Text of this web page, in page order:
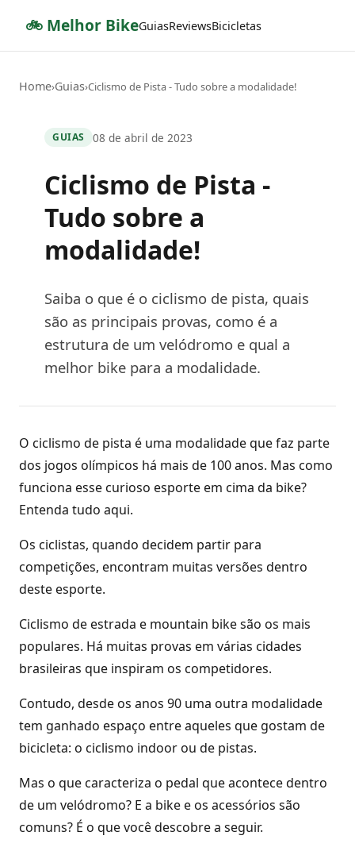
🚲 Melhor BikeGuiasReviewsBicicletas
Home›Guias›Ciclismo de Pista - Tudo sobre a modalidade!
GUIAS 08 de abril de 2023
Ciclismo de Pista -
Tudo sobre a
modalidade!
Saiba o que é o ciclismo de pista, quais
são as principais provas, como é a
estrutura de um velódromo e qual a
melhor bike para a modalidade.
O ciclismo de pista é uma modalidade que faz parte
dos jogos olímpicos há mais de 100 anos. Mas como
funciona esse curioso esporte em cima da bike?
Entenda tudo aqui.
Os ciclistas, quando decidem partir para
competições, encontram muitas versões dentro
deste esporte.
Ciclismo de estrada e mountain bike são os mais
populares. Há muitas provas em várias cidades
brasileiras que inspiram os competidores.
Contudo, desde os anos 90 uma outra modalidade
tem ganhado espaço entre aqueles que gostam de
bicicleta: o ciclismo indoor ou de pistas.
Mas o que caracteriza o pedal que acontece dentro
de um velódromo? E a bike e os acessórios são
comuns? É o que você descobre a seguir.